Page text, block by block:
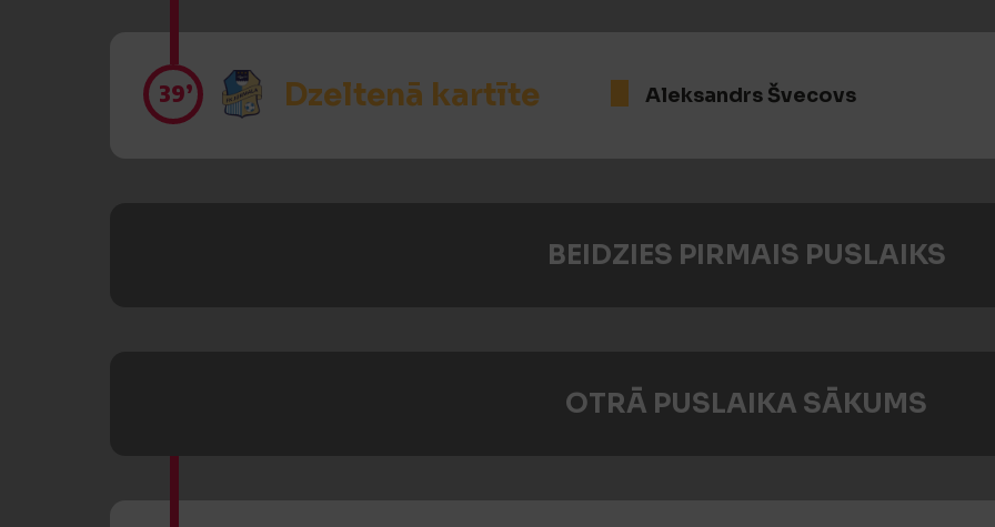
39’ Dzeltenā kartīte Aleksandrs Švecovs
BEIDZIES PIRMAIS PUSLAIKS
OTRĀ PUSLAIKA SĀKUMS